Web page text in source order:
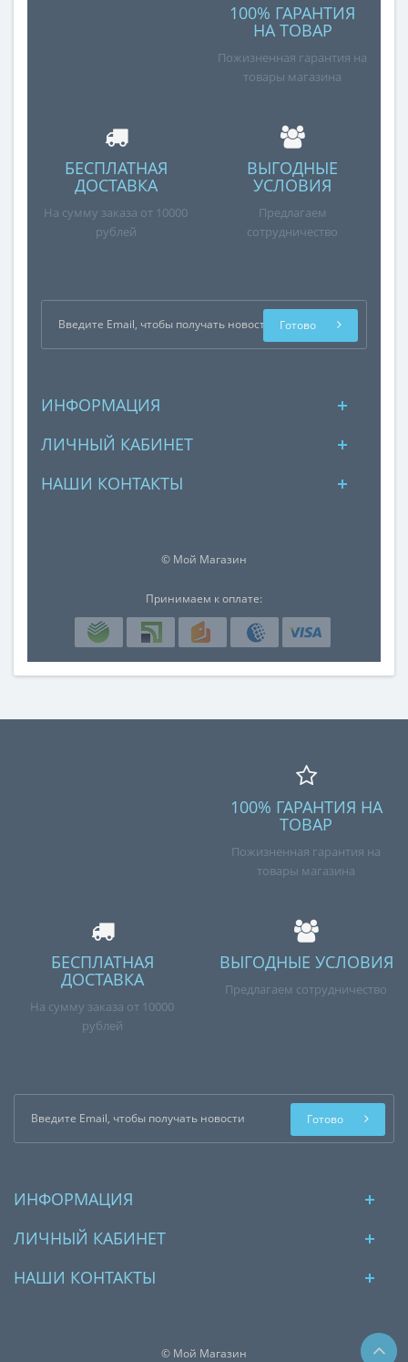
100% ГАРАНТИЯ
НА ТОВАР
Пожизненная гарантия на
товары магазина
БЕСПЛАТНАЯ
ДОСТАВКА
На сумму заказа от 10000
рублей
ВЫГОДНЫЕ
УСЛОВИЯ
Предлагаем
сотрудничество
Готово
ИНФОРМАЦИЯ
ЛИЧНЫЙ КАБИНЕТ
НАШИ КОНТАКТЫ
© Мой Магазин
Принимаем к оплате:
100% ГАРАНТИЯ НА
ТОВАР
Пожизненная гарантия на
товары магазина
БЕСПЛАТНАЯ
ДОСТАВКА
На сумму заказа от 10000
рублей
ВЫГОДНЫЕ УСЛОВИЯ
Предлагаем сотрудничество
Готово
ИНФОРМАЦИЯ
ЛИЧНЫЙ КАБИНЕТ
НАШИ КОНТАКТЫ
© Мой Магазин